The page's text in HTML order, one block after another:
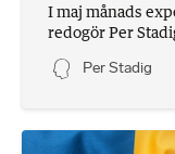
I maj månads
redogör Per
Per Stadig